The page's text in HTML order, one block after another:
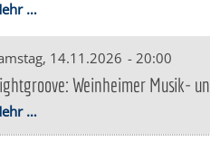
…
14.11.2026 -20:00
Weinheimer Musik-
…